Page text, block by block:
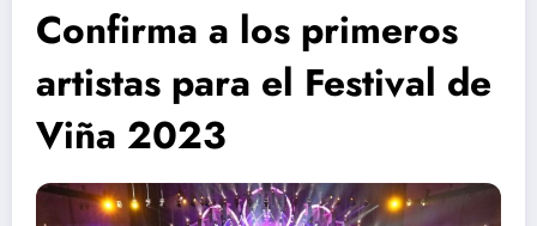
Confirma a los primeros
artistas para el Festival de
Viña 2023